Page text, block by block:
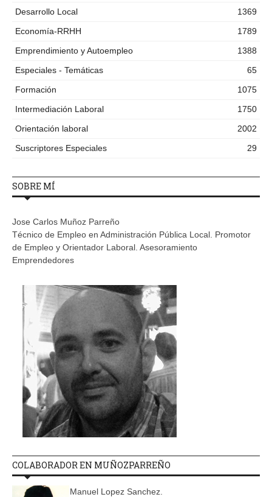
Desarrollo Local
1369
Economía-RRHH
1789
Emprendimiento y Autoempleo
1388
Especiales - Temáticas
65
Formación
1075
Intermediación Laboral
1750
Orientación laboral
2002
Suscriptores Especiales
29
SOBRE MÍ
Jose Carlos Muñoz Parreño
Técnico de Empleo en Administración Pública Local. Promotor
de Empleo y Orientador Laboral. Asesoramiento
Emprendedores
COLABORADOR EN MUÑOZPARREÑO
Manuel Lopez Sanchez.